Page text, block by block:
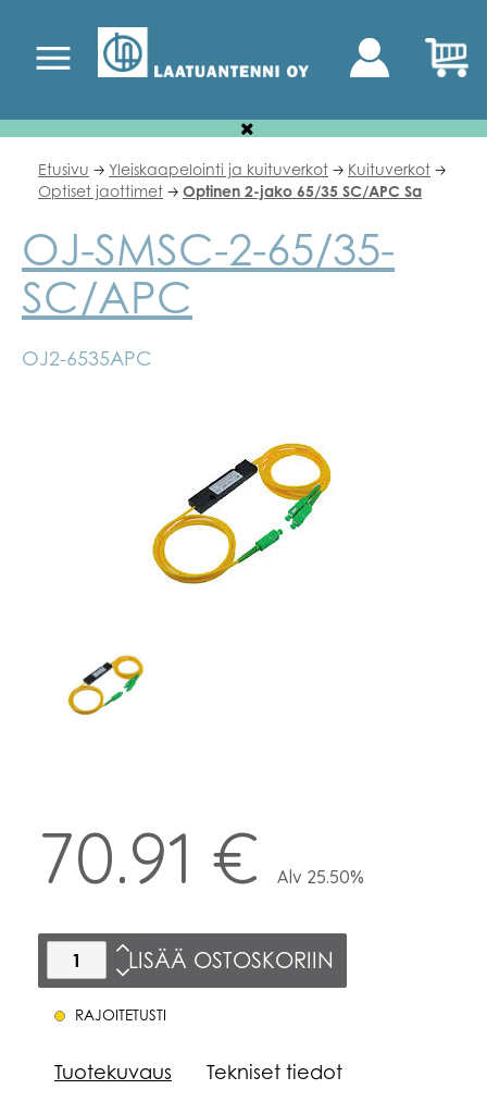
Etusivu 🡢 Yleiskaapelointi ja kuituverkot 🡢 Kuituverkot 🡢
Optiset jaottimet 🡢 Optinen 2-jako 65/35 SC/APC Sa
OJ-SMSC-2-65/35-
SC/APC
OJ2-6535APC
70.91 € Alv 25.50%
LISÄÄ OSTOSKORIIN
RAJOITETUSTI
Tuotekuvaus
Tekniset tiedot